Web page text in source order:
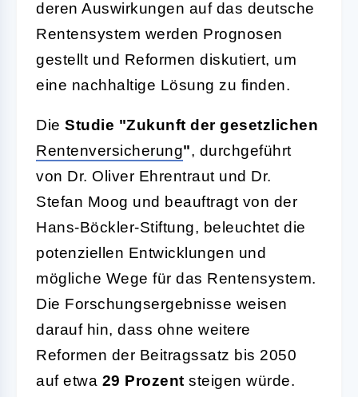
deren Auswirkungen auf das deutsche
Rentensystem werden Prognosen
gestellt und Reformen diskutiert, um
eine nachhaltige Lösung zu finden.
Die Studie "Zukunft der gesetzlichen
Rentenversicherung", durchgeführt
von Dr. Oliver Ehrentraut und Dr.
Stefan Moog und beauftragt von der
Hans-Böckler-Stiftung, beleuchtet die
potenziellen Entwicklungen und
mögliche Wege für das Rentensystem.
Die Forschungsergebnisse weisen
darauf hin, dass ohne weitere
Reformen der Beitragssatz bis 2050
auf etwa 29 Prozent steigen würde.